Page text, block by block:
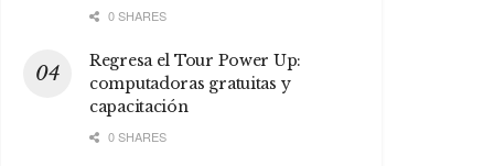
0 SHARES
Regresa el Tour Power Up:
computadoras gratuitas y
capacitación
0 SHARES